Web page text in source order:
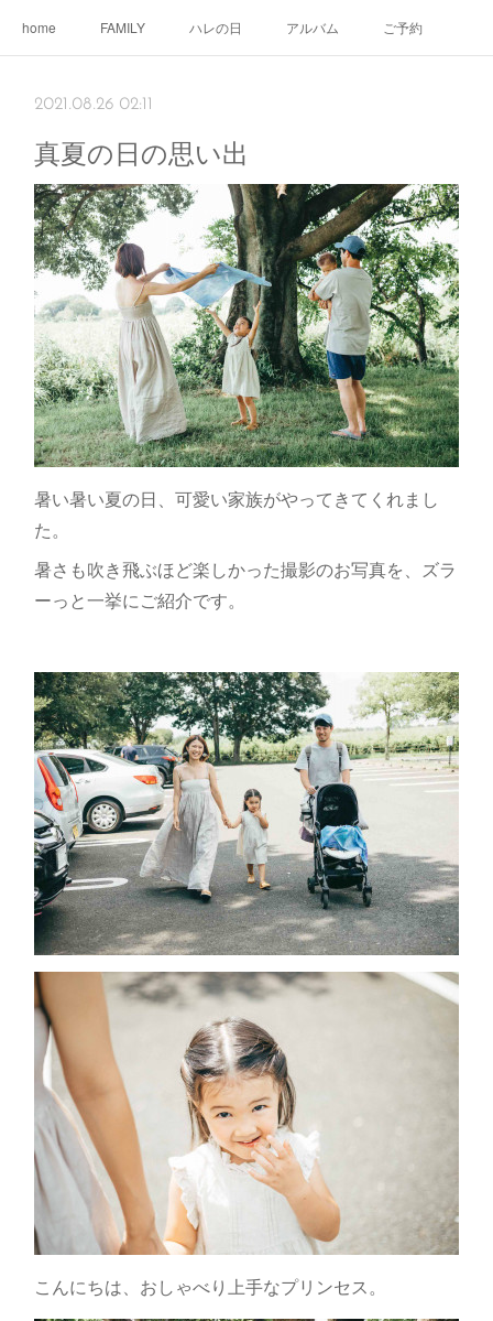
home FAMILY ハレの日 アルバム ご予約
2021.08.26 02:11
真夏の日の思い出
暑い暑い夏の日、可愛い家族がやってきてくれまし
た。
暑さも吹き飛ぶほど楽しかった撮影のお写真を、ズラ
ーっと一挙にご紹介です。
こんにちは、おしゃべり上手なプリンセス。